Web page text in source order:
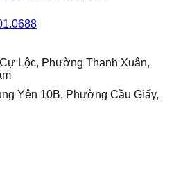
Lộc, Phường Thanh Xuân,
Yên 10B, Phường Cầu Giấy,